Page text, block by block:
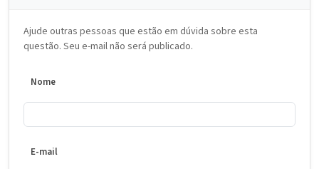
Ajude outras pessoas que estão em dúvida sobre esta
questão. Seu e-mail não será publicado.
Nome
E-mail